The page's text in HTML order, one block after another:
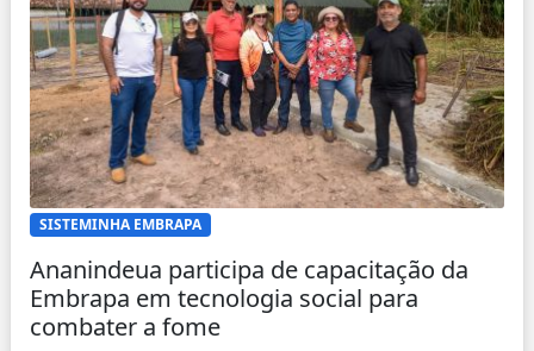
SISTEMINHA EMBRAPA
Ananindeua participa de capacitação da
Embrapa em tecnologia social para
combater a fome